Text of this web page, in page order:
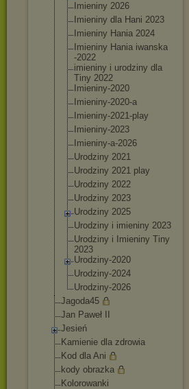
Imieniny 2026
Imieniny dla Hani 2023
Imieniny Hania 2024
Imieniny Hania iwanska
-2022
imieniny i urodziny dla
Tiny 2022
Imieniny-2020
Imieniny-2020-a
Imieniny-2021-play
Imieniny-2023
Imieniny-a-2026
Urodziny 2021
Urodziny 2021 play
Urodziny 2022
Urodziny 2023
Urodziny 2025
Urodziny i imieniny 2023
Urodziny i Imieniny Tiny
2023
Urodziny-2020
Urodziny-2024
Urodziny-2026
Jagoda45
Jan Paweł II
Jesień
Kamienie dla zdrowia
Kod dla Ani
kody obrazka
Kolorowanki